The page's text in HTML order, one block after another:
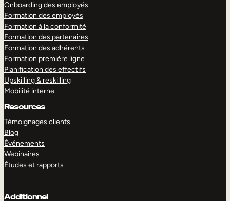
Onboarding des employés
Formation des employés
Formation à la conformité
Formation des partenaires
Formation des adhérents
Formation première ligne
Planification des effectifs
Upskilling & reskilling
Mobilité interne
Resources
Témoignages clients
Blog
Événements
Webinaires
Études et rapports
Additionnel